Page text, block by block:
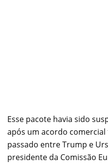
Esse pacote havia sido
após um acordo
passado entre Trump e
presidente da Comissão